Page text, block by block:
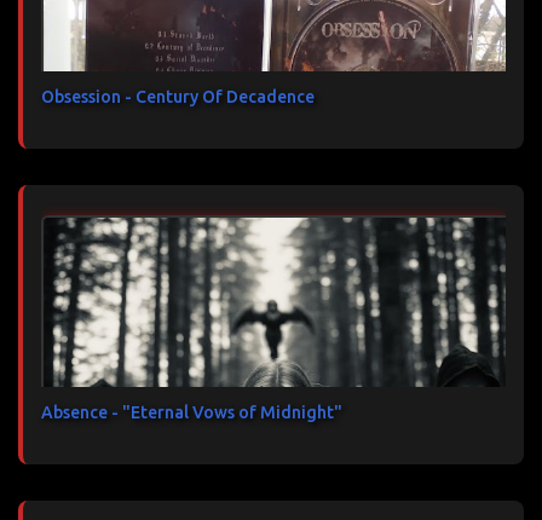
Obsession - Century Of Decadence
Absence - "Eternal Vows of Midnight"